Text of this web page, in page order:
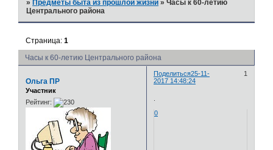
» Предметы быта из прошлой жизни »Часы к 60-летию
Центрального района
Часы к 60-летию Центрального района
Страница:1
Поделиться 1
25-11-
2017 14:48:24
Ольга ПР
Участник
Рейтинг:
0